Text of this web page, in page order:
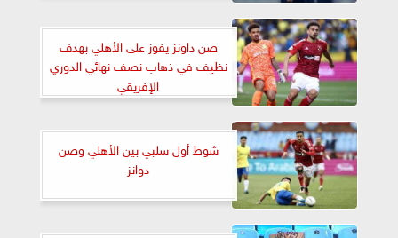
صن داونز يفوز على الأهلي بهدف
نظيف في ذهاب نصف نهائي الدوري
الإفريقي
شوط أول سلبي بين الأهلي وصن
دوانز